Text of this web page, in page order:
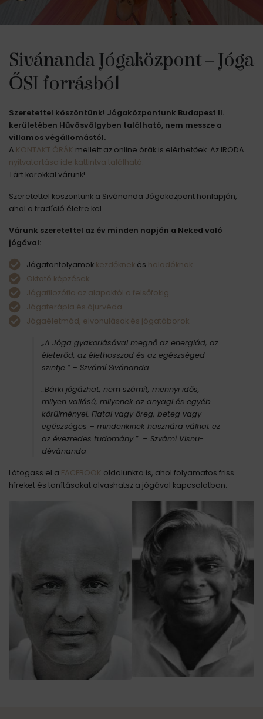
Sivánanda Jógaközpont – Jóga
ŐSI forrásból
Szeretettel köszöntünk! Jógaközpontunk Budapest II.
kerületében Hűvösvölgyben található, nem messze a
villamos végállomástól.
A KONTAKT ÓRÁK mellett az online órák is elérhetőek. Az IRODA
nyitvatartása ide kattintva található.
Tárt karokkal várunk!
Szeretettel köszöntünk a Sivánanda Jógaközpont honlapján,
ahol a tradíció életre kel.
Várunk szeretettel az év minden napján a Neked való
jógával:
Jógatanfolyamok kezdőknek és haladóknak.
Oktató képzések.
Jógafilozófia az alapoktól a felsőfokig.
Jógaterápia és ájurvéda.
Jógaéletmód, elvonulások és jógatáborok.
„A Jóga gyakorlásával megnő az energiád, az
életerőd, az élethosszod és az egészséged
szintje.” – Szvámí Sivánanda
„Bárki jógázhat, nem számít, mennyi idős,
milyen vallású, milyenek az anyagi és egyéb
körülményei. Fiatal vagy öreg, beteg vagy
egészséges – mindenkinek hasznára válhat ez
az évezredes tudomány.” – Szvámí Visnu-
dévánanda
Látogass el a FACEBOOK oldalunkra is, ahol folyamatos friss
híreket és tanításokat olvashatsz a jógával kapcsolatban.